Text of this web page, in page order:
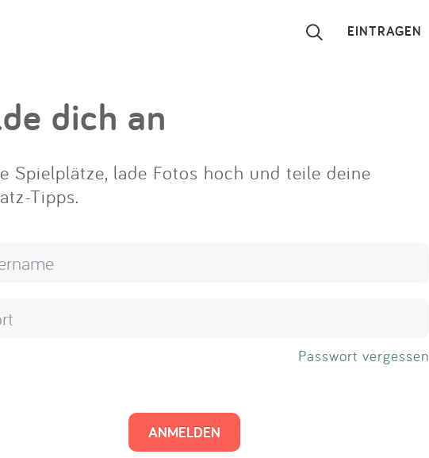
EINTRAGEN
App
Anmelden
dich an
Spielplätze, lade Fotos hoch und teile deine
Tipps.
Passwort vergessen